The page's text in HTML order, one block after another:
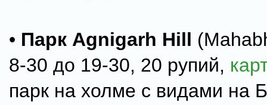
• Парк Agnigarh Hill
8-30 до 19-30, 20 рупий,
парк на холме с видами на